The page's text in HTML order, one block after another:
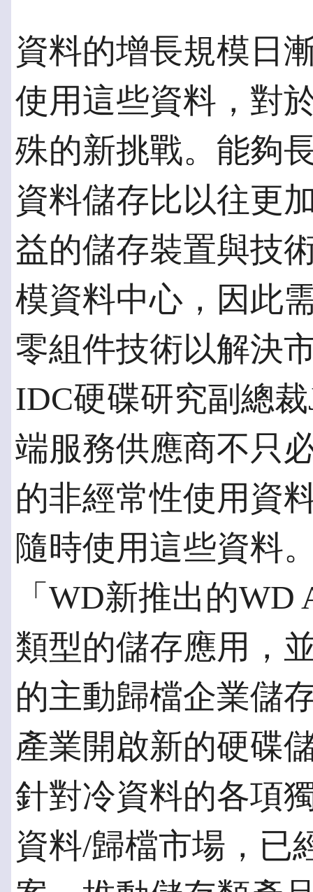
資料的增長規模日
使用這些資料，對
殊的新挑戰。能夠
資料儲存比以往更
益的儲存裝置與技
模資料中心，因此
零組件技術以解決
IDC硬碟研究副總
端服務供應商不只
的非經常性使用資
隨時使用這些資料
「WD新推出的
類型的儲存應用，
的主動歸檔企業儲
產業開啟新的硬碟
針對冷資料的各項
資料/歸檔市場，已